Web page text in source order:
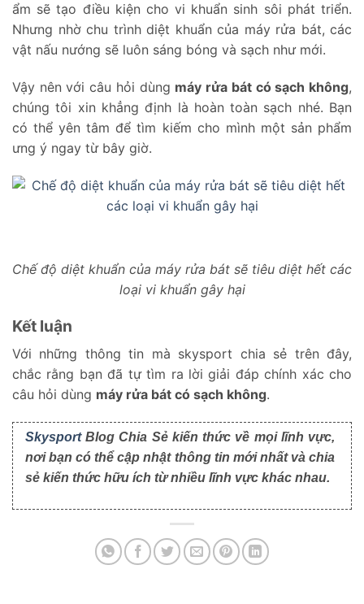
ẩm sẽ tạo điều kiện cho vi khuẩn sinh sôi phát triển.
Nhưng nhờ chu trình diệt khuẩn của máy rửa bát, các
vật nấu nướng sẽ luôn sáng bóng và sạch như mới.
Vậy nên với câu hỏi dùng máy rửa bát có sạch không,
chúng tôi xin khẳng định là hoàn toàn sạch nhé. Bạn
có thể yên tâm để tìm kiếm cho mình một sản phẩm
ưng ý ngay từ bây giờ.
Chế độ diệt khuẩn của máy rửa bát sẽ tiêu diệt hết các
loại vi khuẩn gây hại
Kết luận
Với những thông tin mà skysport chia sẻ trên đây,
chắc rằng bạn đã tự tìm ra lời giải đáp chính xác cho
câu hỏi dùng máy rửa bát có sạch không.
SkysportBlog Chia Sẻ kiến thức về mọi lĩnh vực,
nơi bạn có thể cập nhật thông tin mới nhất và chia
sẻ kiến thức hữu ích từ nhiều lĩnh vực khác nhau.